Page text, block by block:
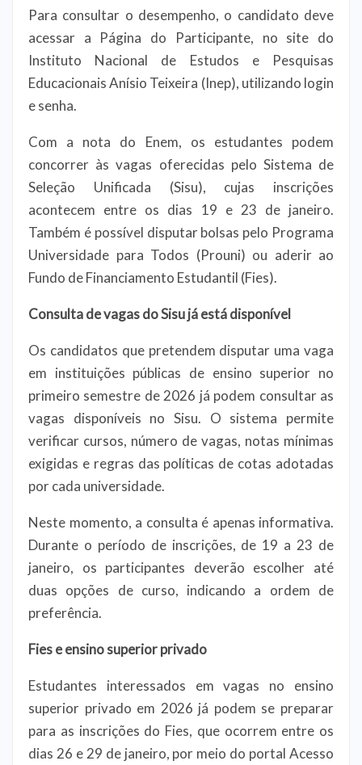
Para consultar o desempenho, o candidato deve
acessar a Página do Participante, no site do
Instituto Nacional de Estudos e Pesquisas
Educacionais Anísio Teixeira (Inep), utilizando login
e senha.
Com a nota do Enem, os estudantes podem
concorrer às vagas oferecidas pelo Sistema de
Seleção Unificada (Sisu), cujas inscrições
acontecem entre os dias 19 e 23 de janeiro.
Também é possível disputar bolsas pelo Programa
Universidade para Todos (Prouni) ou aderir ao
Fundo de Financiamento Estudantil (Fies).
Consulta de vagas do Sisu já está disponível
Os candidatos que pretendem disputar uma vaga
em instituições públicas de ensino superior no
primeiro semestre de 2026 já podem consultar as
vagas disponíveis no Sisu. O sistema permite
verificar cursos, número de vagas, notas mínimas
exigidas e regras das políticas de cotas adotadas
por cada universidade.
Neste momento, a consulta é apenas informativa.
Durante o período de inscrições, de 19 a 23 de
janeiro, os participantes deverão escolher até
duas opções de curso, indicando a ordem de
preferência.
Fies e ensino superior privado
Estudantes interessados em vagas no ensino
superior privado em 2026 já podem se preparar
para as inscrições do Fies, que ocorrem entre os
dias 26 e 29 de janeiro, por meio do portal Acesso